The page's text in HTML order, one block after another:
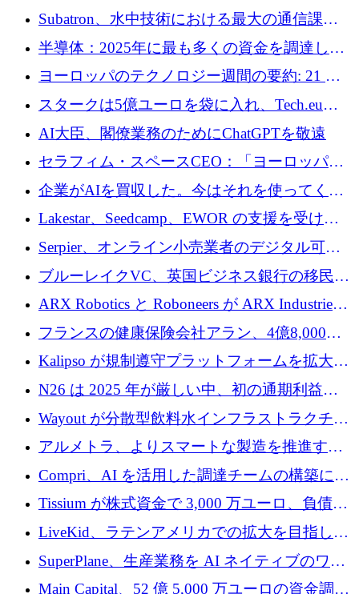
Macrodata Labs はそれを解決したいと考えて
Subatron、水中技術における最大の通信課題
の 1 つに取り組むために 16 万 2,000 ユーロを
確保
半導体：2025年に最も多くの資金を調達した
10社
ヨーロッパのテクノロジー週間の要約: 21 億
ユーロの取引と Tech.eu Funding Explorer
スタークは5億ユーロを袋に入れ、Tech.eu
Funding Explorerの立ち上げ、そしてルクセン
ブルクの大きな野望
AI大臣、閣僚業務のためにChatGPTを敬遠
セラフィム・スペースCEO：「ヨーロッパは
追いつきつつある」
企業がAIを買収した。今はそれを使ってくれ
る人々が必要です
Lakestar、Seedcamp、EWOR の支援を受け、
SE3 が自律システム用の空間 AI プラットフォ
ームを発表
Serpier、オンライン小売業者のデジタル可視
性向上を支援するために 140 万ユーロを調達
ブルーレイクVC、英国ビジネス銀行の移民主
導スタートアップ支援で初のファンド獲得に
ARX Robotics と Roboneers が ARX Industries
を設立し、無人地上車両の生産を拡大
フランスの健康保険会社アラン、4億8,000万
ユーロの資金調達ラウンドで合意
Kalipso が規制遵守プラットフォームを拡大す
るために 320 万ドルを調達
N26 は 2025 年が厳しい中、初の通期利益を
達成
Wayout が分散型飲料水インフラストラクチャ
プラットフォームを拡張するために 242 万ユ
ーロを調達
アルメトラ、よりスマートな製造を推進する
ためにシリーズ A で 1,630 万ユーロを確保
Compri、AI を活用した調達チームの構築に
320 万ユーロを確保
Tissium が株式資金で 3,000 万ユーロ、負債で
3,000 万ユーロを調達
LiveKid、ラテンアメリカでの拡大を目指して
Aldea を買収
SuperPlane、生産業務を AI ネイティブのワー
クフロー層に変えるために 260 万ドルを確保
Main Capital、52 億 5,000 万ユーロの資金調達